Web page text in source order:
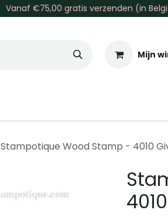
Vanaf €75,00 gratis verzenden (in
Mijn
Stampotique Wood Stamp - 4010